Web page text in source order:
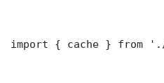
import { cache } from